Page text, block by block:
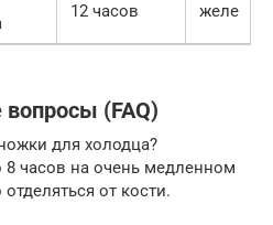
12 часов
желе
(FAQ)
для холодца?
8 часов на очень медленном
от кости.